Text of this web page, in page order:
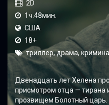
2D
1ч.48мин.
США
18+
триллер, драма,
Двенадцать лет Хелена
присмотром отца — тирана
прозвищем Болотный царь.